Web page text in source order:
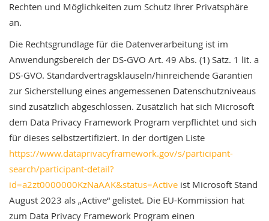
Rechten und Möglichkeiten zum Schutz Ihrer Privatsphäre
an.
Die Rechtsgrundlage für die Datenverarbeitung ist im
Anwendungsbereich der DS-GVO Art. 49 Abs. (1) Satz. 1 lit. a
DS-GVO. Standardvertragsklauseln/hinreichende Garantien
zur Sicherstellung eines angemessenen Datenschutzniveaus
sind zusätzlich abgeschlossen. Zusätzlich hat sich Microsoft
dem Data Privacy Framework Program verpflichtet und sich
für dieses selbstzertifiziert. In der dortigen Liste
https://www.dataprivacyframework.gov/s/participant-
search/participant-detail?
id=a2zt0000000KzNaAAK&status=Active ist Microsoft Stand
August 2023 als „Active“ gelistet. Die EU-Kommission hat
zum Data Privacy Framework Program einen